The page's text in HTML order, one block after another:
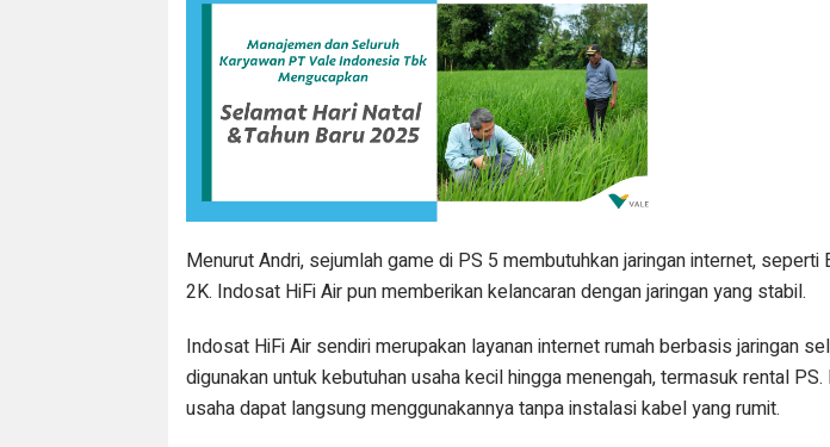
Menurut Andri, sejumlah game di PS 5 membutuhkan jaringan internet, seperti
2K. Indosat HiFi Air pun memberikan kelancaran dengan jaringan yang stabil.
Indosat HiFi Air sendiri merupakan layanan internet rumah berbasis jaringan
digunakan untuk kebutuhan usaha kecil hingga menengah, termasuk rental
usaha dapat langsung menggunakannya tanpa instalasi kabel yang rumit.